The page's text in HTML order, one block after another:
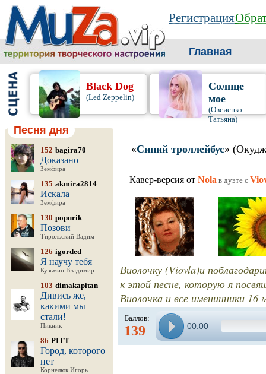
Регистрация
Главная
Black Dog
(Led Zeppelin)
Солнце
мое
(Овсиенко
Татьяна)
Песня дня
152 bagira70
Доказано
Земфира
135 akmira2814
Искала
Земфира
130 popurik
Позови
Тирольский Вадим
126 igorded
Я научу тебя
Кузьмин Владимир
103 dimakapitan
Дивись же,
какими мы
стали!
Пикник
86 PITT
Город, которого
нет
Корнелюк Игорь
«Синий троллейбус»
Кавер-версия от Nola в дуэте c
Виолочку (Viovla)и
к этой песне, которую я
Виолочка и все
Баллов:
139 00:00